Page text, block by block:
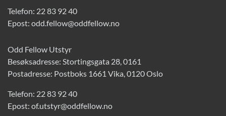
Telefon: 22 83 92 40
Epost: odd.fellow@oddfellow.no
Odd Fellow Utstyr
Besøksadresse: Stortingsgata 28, 0161
Postadresse: Postboks 1661 Vika, 0120 Oslo
Telefon: 22 83 92 40
Epost: of.utstyr@oddfellow.no